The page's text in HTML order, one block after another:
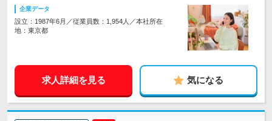
企業データ
設立：1987年6月／従業員数：1,954人／本社所在
地：東京都
求人詳細を見る 気になる